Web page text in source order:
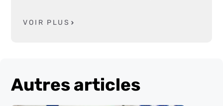
VOIR PLUS
Autres articles